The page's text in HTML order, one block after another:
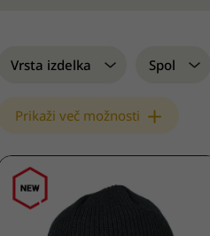
Vrsta izdelka Spol
Prikaži več možnosti